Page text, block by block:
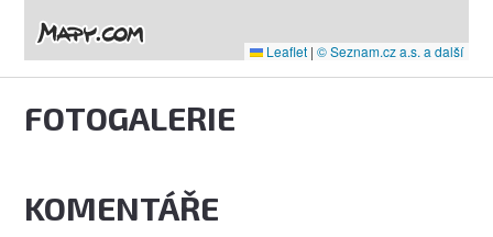
Leaflet | © Seznam.cz a.s. a další
FOTOGALERIE
KOMENTÁŘE